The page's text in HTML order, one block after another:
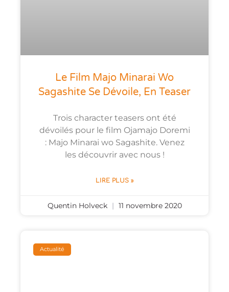
Le Film Majo Minarai Wo
Sagashite Se Dévoile, En Teaser
Trois character teasers ont été
dévoilés pour le film Ojamajo Doremi
: Majo Minarai wo Sagashite. Venez
les découvrir avec nous !
LIRE PLUS »
Quentin Holveck 11 novembre 2020
Actualité